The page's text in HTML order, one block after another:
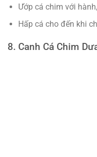
Ướp cá chim với
Hấp cá cho đến khi
8. Canh Cá Chim